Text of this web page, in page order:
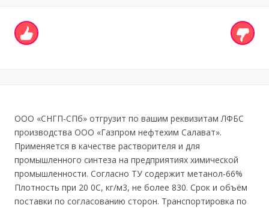
ООО «СНГП-СПб» отгрузит по вашим реквизитам ЛФБС
производства ООО «Газпром нефтехим Салават».
Применяется в качестве растворителя и для
промышленного синтеза на предприятиях химической
промышленности. Согласно ТУ содержит метанол-66%
Плотность при 20 0С, кг/м3, не более 830. Срок и объём
поставки по согласованию сторон. Транспортировка по